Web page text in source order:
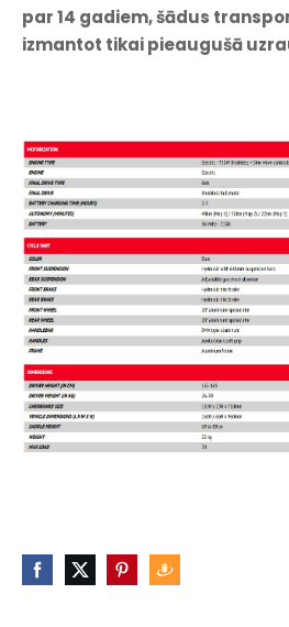
par 14 gadiem, šādus
izmantot tikai pieaugušā